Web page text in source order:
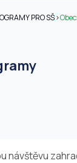
PRO SŠ>
návštěvu